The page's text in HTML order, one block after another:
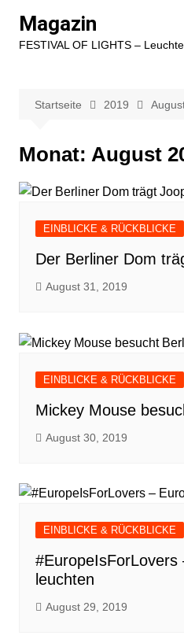
Inhalt
springen
Magazin
FESTIVAL OF LIGHTS –
Startseite 2019
Monat: August
EINBLICKE & RÜCKBLICKE
Der Berliner Dom
August 31, 2019
EINBLICKE & RÜCKBLICKE
Mickey Mouse
August 30, 2019
EINBLICKE & RÜCKBLICKE
#EuropeIsForLovers
leuchten
August 29, 2019